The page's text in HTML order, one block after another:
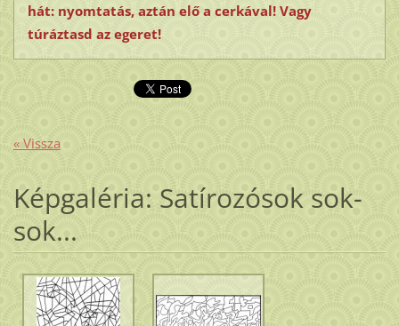
hát: nyomtatás, aztán elő a cerkával! Vagy
túráztasd az egeret!
« Vissza
Képgaléria: Satírozósok sok-
sok...